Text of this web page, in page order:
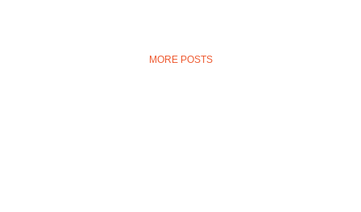
MORE POSTS